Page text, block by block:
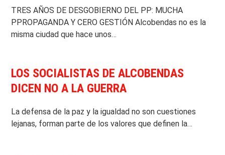
TRES AÑOS DE DESGOBIERNO DEL PP: MUCHA
PPROPAGANDA Y CERO GESTIÓN Alcobendas no es la
misma ciudad que hace unos…
LOS SOCIALISTAS DE ALCOBENDAS
DICEN NO A LA GUERRA
La defensa de la paz y la igualdad no son cuestiones
lejanas, forman parte de los valores que definen la…